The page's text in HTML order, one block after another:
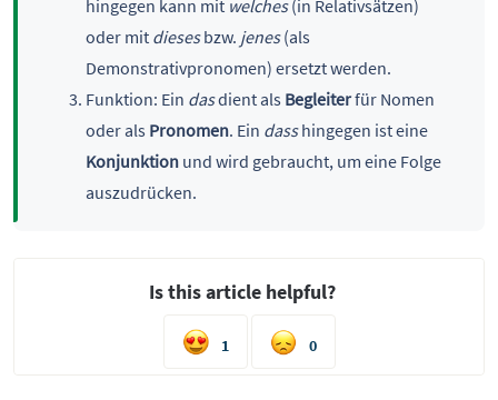
hingegen kann mit welches(in Relativsätzen)
oder mit diesesbzw. jenes(als
Demonstrativpronomen) ersetzt werden.
Funktion: Ein dasdient als Begleiterfür Nomen
oder als Pronomen. Ein dasshingegen ist eine
Konjunktionund wird gebraucht, um eine Folge
auszudrücken.
Is this article helpful?
1 0